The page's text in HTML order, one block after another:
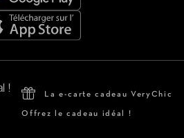
La e-carte cadeau VeryChic
Offrez le cadeau idéal !